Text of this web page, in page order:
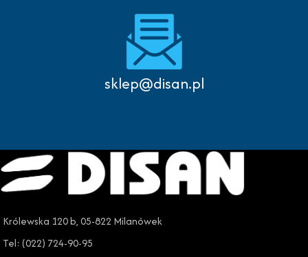
sklep@disan.pl
Królewska 120 b, 05-822 Milanówek
Tel: (022) 724-90-95